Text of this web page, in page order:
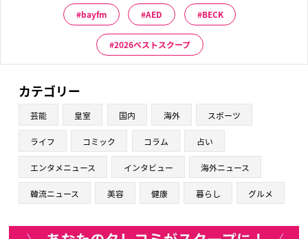
bayfm AED BECK
2026ベストスクープ
カテゴリー
芸能 皇室 国内 海外 スポーツ
ライフ コミック コラム 占い
エンタメニュース インタビュー 海外ニュース
韓流ニュース 美容 健康 暮らし グルメ